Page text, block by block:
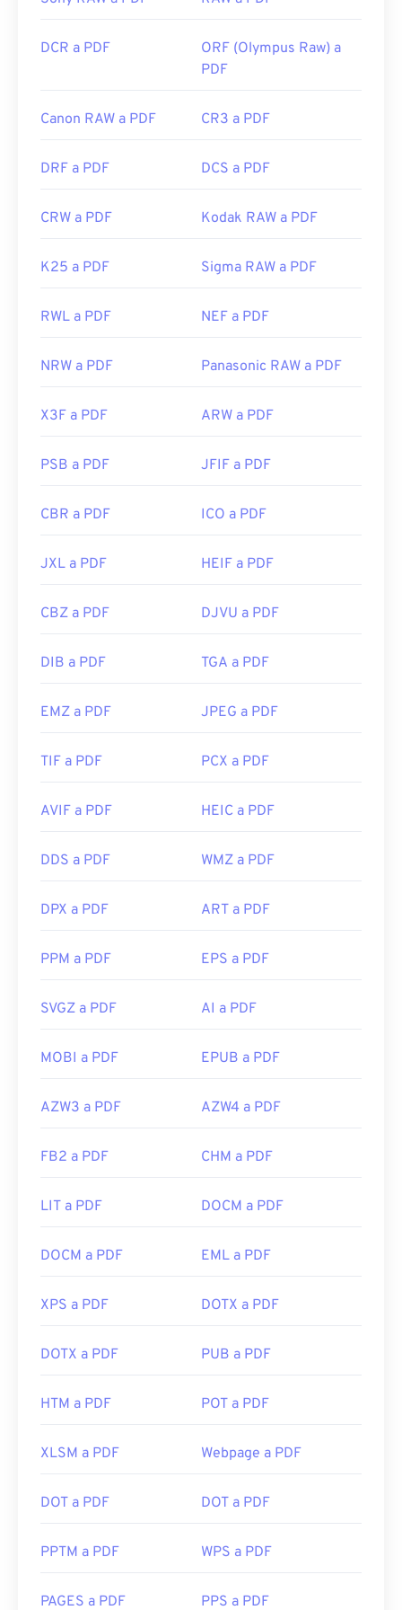
DCR a PDF
ORF (Olympus Raw) a
PDF
Canon RAW a PDF CR3 a PDF
DRF a PDF DCS a PDF
CRW a PDF Kodak RAW a PDF
K25 a PDF Sigma RAW a PDF
RWL a PDF NEF a PDF
NRW a PDF Panasonic RAW a PDF
X3F a PDF ARW a PDF
PSB a PDF JFIF a PDF
CBR a PDF ICO a PDF
JXL a PDF HEIF a PDF
CBZ a PDF DJVU a PDF
DIB a PDF TGA a PDF
EMZ a PDF JPEG a PDF
TIF a PDF PCX a PDF
AVIF a PDF HEIC a PDF
DDS a PDF WMZ a PDF
DPX a PDF ART a PDF
PPM a PDF EPS a PDF
SVGZ a PDF AI a PDF
MOBI a PDF EPUB a PDF
AZW3 a PDF AZW4 a PDF
FB2 a PDF CHM a PDF
LIT a PDF DOCM a PDF
DOCM a PDF EML a PDF
XPS a PDF DOTX a PDF
DOTX a PDF PUB a PDF
HTM a PDF POT a PDF
XLSM a PDF Webpage a PDF
DOT a PDF DOT a PDF
PPTM a PDF WPS a PDF
PAGES a PDF PPS a PDF